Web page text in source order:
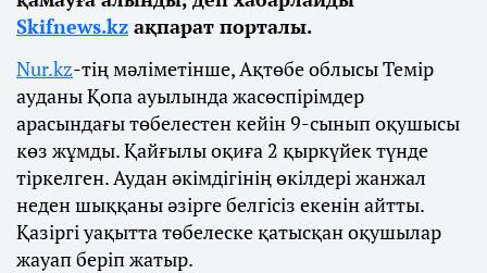
Skifnews.kz ақпарат порталы.
Nur.kz-тің мәліметінше, Ақтөбе облысы Темір
ауданы Қопа ауылында жасөспірімдер
арасындағы төбелестен кейін 9-сынып оқушысы
көз жұмды. Қайғылы оқиға 2 қыркүйек түнде
тіркелген. Аудан әкімдігінің өкілдері жанжал
неден шыққаны әзірге белгісіз екенін айтты.
Қазіргі уақытта төбелеске қатысқан оқушылар
жауап беріп жатыр.